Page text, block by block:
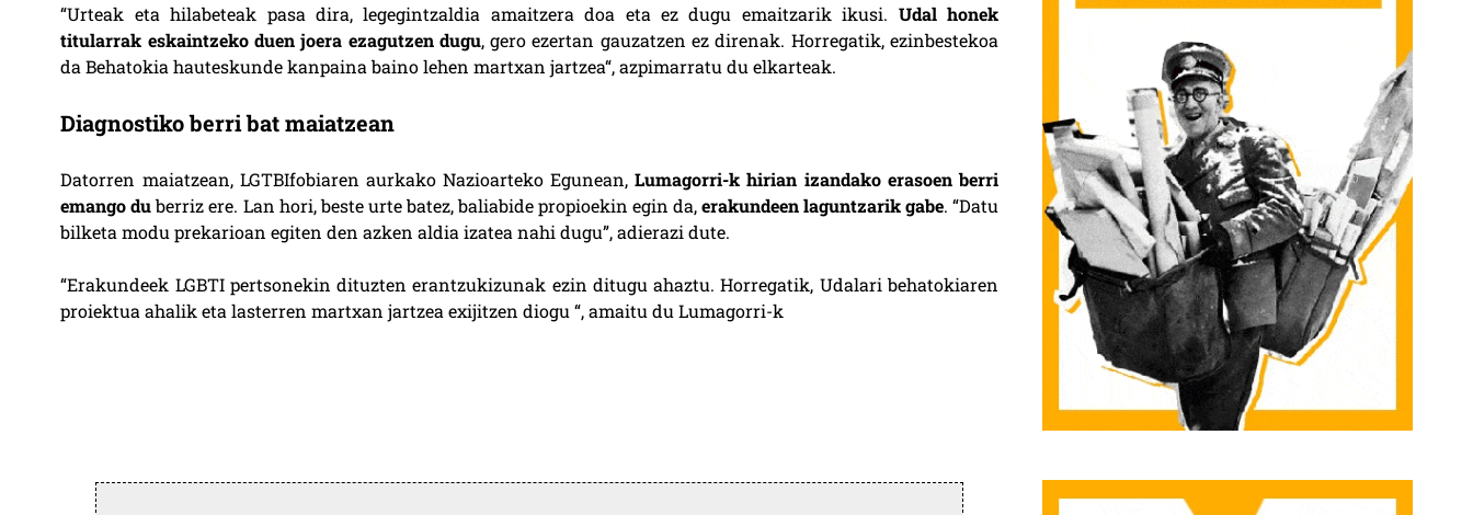
“Urteak eta hilabeteak pasa dira, legegintzaldia amaitzera doa eta ez dugu emaitzarik ikusi. Udal honek
titularrak eskaintzeko duen joera ezagutzen dugu, gero ezertan gauzatzen ez direnak. Horregatik, ezinbestekoa
da Behatokia hauteskunde kanpaina baino lehen martxan jartzea“, azpimarratu du elkarteak.
Diagnostiko berri bat maiatzean
Datorren maiatzean, LGTBIfobiaren aurkako Nazioarteko Egunean,Lumagorri-k hirian izandako erasoen berri
emango duberriz ere. Lan hori, beste urte batez, baliabide propioekin egin da,erakundeen laguntzarik gabe. “Datu
bilketa modu prekarioan egiten den azken aldia izatea nahi dugu”, adierazi dute.
“Erakundeek LGBTI pertsonekin dituzten erantzukizunak ezin ditugu ahaztu. Horregatik, Udalari behatokiaren
proiektua ahalik eta lasterren martxan jartzea exijitzen diogu “, amaitu du Lumagorri-k